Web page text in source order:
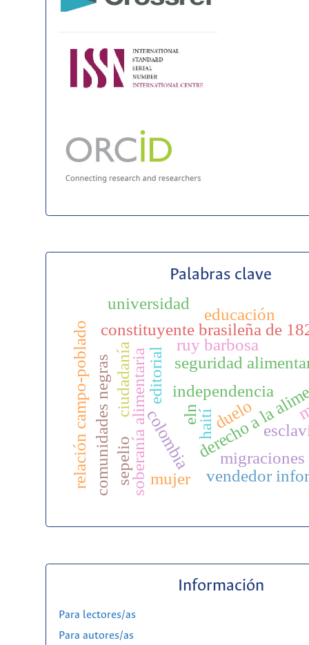
Palabras clave
editorial derecho a la
seguridad
soberanía alimentaria migraciones
constituyente brasileña de
independencia
haití
ciudadanía
comunidades negras
relación campo-poblado colombiaeln
ruy barbosa
mujer
educación
universidad
duelo
sepelio
Información
Para lectores/as
Para autores/as